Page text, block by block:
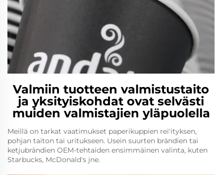
Valmiin tuotteen valmistustaito
ja yksityiskohdat ovat selvästi
muiden valmistajien yläpuolella
Meillä on tarkat vaatimukset paperikuppien rei'ityksen,
pohjan taiton tai uritukseen. Usein suurten brändien tai
ketjubrändien OEM-tehtaiden ensimmäinen valinta, kuten
Starbucks, McDonald's jne.